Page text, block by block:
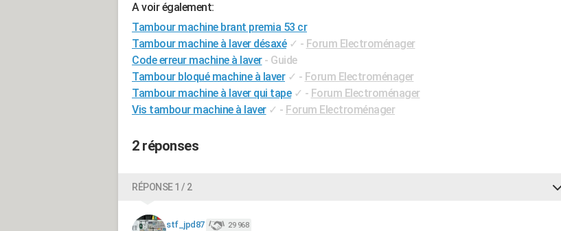
A voir également:
Tambour machine brant premia 53 cr
Tambour machine à laver désaxé ✓ - Forum Electroménager
Code erreur machine à laver - Guide
Tambour bloqué machine à laver ✓ - Forum Electroménager
Tambour machine à laver qui tape ✓ - Forum Electroménager
Vis tambour machine à laver ✓ - Forum Electroménager
2 réponses
RÉPONSE 1 / 2
stf_jpd87 29 968